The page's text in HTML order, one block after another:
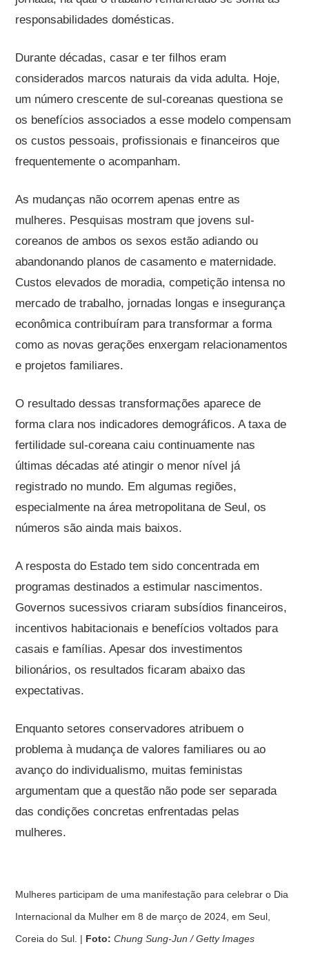
responsabilidades domésticas.
Durante décadas, casar e ter filhos eram
considerados marcos naturais da vida adulta. Hoje,
um número crescente de sul-coreanas questiona se
os benefícios associados a esse modelo compensam
os custos pessoais, profissionais e financeiros que
frequentemente o acompanham.
As mudanças não ocorrem apenas entre as
mulheres. Pesquisas mostram que jovens sul-
coreanos de ambos os sexos estão adiando ou
abandonando planos de casamento e maternidade.
Custos elevados de moradia, competição intensa no
mercado de trabalho, jornadas longas e insegurança
econômica contribuíram para transformar a forma
como as novas gerações enxergam relacionamentos
e projetos familiares.
O resultado dessas transformações aparece de
forma clara nos indicadores demográficos. A taxa de
fertilidade sul-coreana caiu continuamente nas
últimas décadas até atingir o menor nível já
registrado no mundo. Em algumas regiões,
especialmente na área metropolitana de Seul, os
números são ainda mais baixos.
A resposta do Estado tem sido concentrada em
programas destinados a estimular nascimentos.
Governos sucessivos criaram subsídios financeiros,
incentivos habitacionais e benefícios voltados para
casais e famílias. Apesar dos investimentos
bilionários, os resultados ficaram abaixo das
expectativas.
Enquanto setores conservadores atribuem o
problema à mudança de valores familiares ou ao
avanço do individualismo, muitas feministas
argumentam que a questão não pode ser separada
das condições concretas enfrentadas pelas
mulheres.
Mulheres participam de uma manifestação para celebrar o Dia
Internacional da Mulher em 8 de março de 2024, em Seul,
Coreia do Sul. | Foto:Chung Sung-Jun / Getty Images